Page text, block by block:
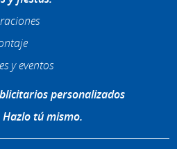
y eventos
personalizados
tú mismo.